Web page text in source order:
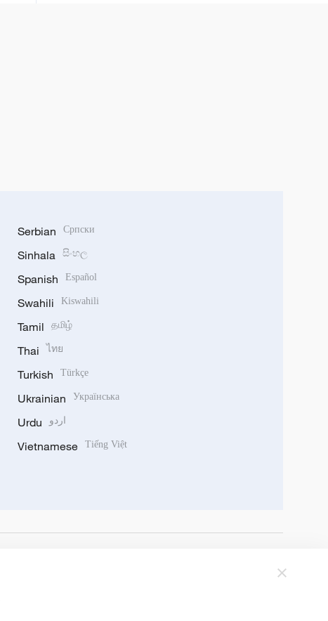
Serbian Српски
Sinhala සිංහල
Spanish Español
Swahili Kiswahili
Tamil தமிழ்
Thai ไทย
Turkish Türkçe
Ukrainian Українська
Urdu اردو
Vietnamese Tiếng Việt